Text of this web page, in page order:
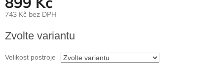
743 Kč bez DPH
cena:
Zvolte variantu
Velikost postroje